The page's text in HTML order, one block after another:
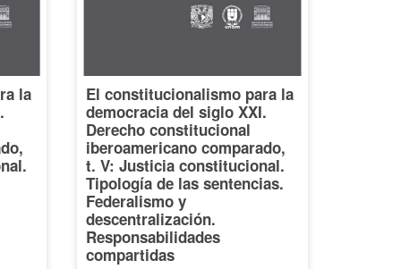
la
El constitucionalismo para la
democracia del siglo XXI.
Derecho constitucional
iberoamericano comparado,
t. V: Justicia constitucional.
Tipología de las sentencias.
Federalismo y
descentralización.
Responsabilidades
compartidas